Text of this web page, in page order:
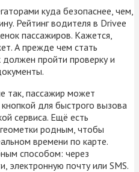
куда безопаснее, чем,
Рейтинг водителя в Drivee
пассажиров. Кажется,
А прежде чем стать
пройти проверку и
так, пассажир может
для быстрого вызова
сервиса. Ещё есть
родным, чтобы
времени по карте.
способом: через
электронную почту или SMS.